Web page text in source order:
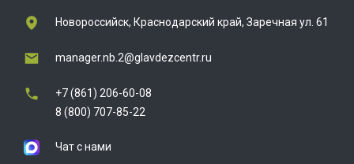
Новороссийск, Краснодарский край, Заречная ул. 61
manager.nb.2@glavdezcentr.ru
+7 (861) 206-60-08
8 (800) 707-85-22
Чат с нами